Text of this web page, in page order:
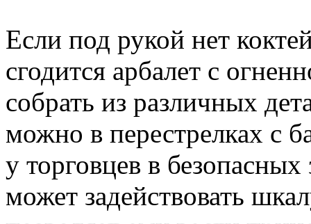
Если под рукой нет
сгодится арбалет с
собрать из различных
можно в перестрелках с
у торговцев в
может задействовать